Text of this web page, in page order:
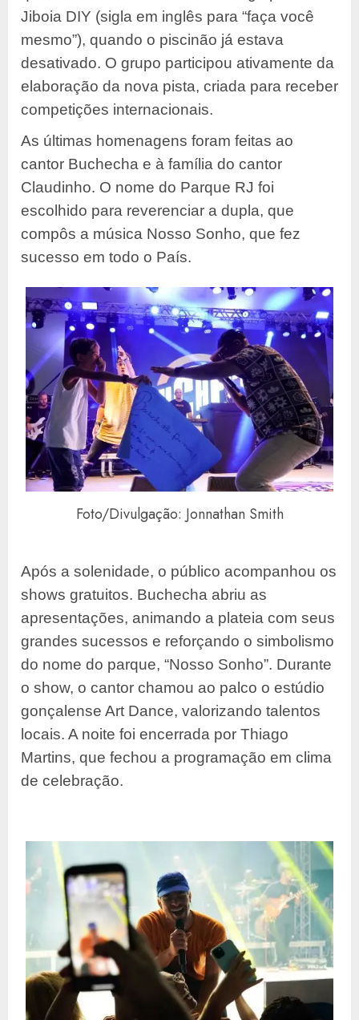
Jiboia DIY (sigla em inglês para “faça você
mesmo”), quando o piscinão já estava
desativado. O grupo participou ativamente da
elaboração da nova pista, criada para receber
competições internacionais.
As últimas homenagens foram feitas ao
cantor Buchecha e à família do cantor
Claudinho. O nome do Parque RJ foi
escolhido para reverenciar a dupla, que
compôs a música Nosso Sonho, que fez
sucesso em todo o País.
Foto/Divulgação: Jonnathan Smith
Após a solenidade, o público acompanhou os
shows gratuitos. Buchecha abriu as
apresentações, animando a plateia com seus
grandes sucessos e reforçando o simbolismo
do nome do parque, “Nosso Sonho”. Durante
o show, o cantor chamou ao palco o estúdio
gonçalense Art Dance, valorizando talentos
locais. A noite foi encerrada por Thiago
Martins, que fechou a programação em clima
de celebração.